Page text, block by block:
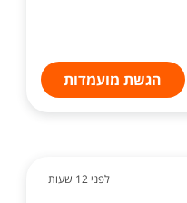
הגשת מועמדות
לפני 12 שעות